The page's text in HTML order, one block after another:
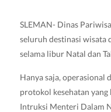
SLEMAN- Dinas
seluruh destinasi wisata
selama libur Natal dan
Hanya saja, operasional
protokol kesehatan yang
Intruksi Menteri Dalam